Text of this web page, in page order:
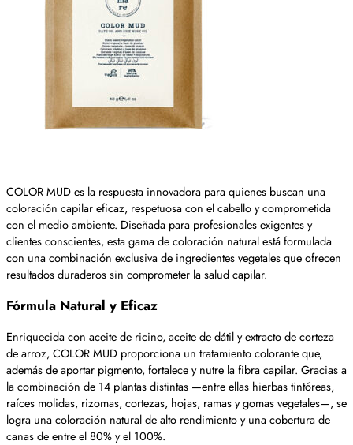
COLOR MUD es la respuesta innovadora para quienes buscan una
coloración capilar eficaz, respetuosa con el cabello y comprometida
con el medio ambiente. Diseñada para profesionales exigentes y
clientes conscientes, esta gama de coloración natural está formulada
con una combinación exclusiva de ingredientes vegetales que ofrecen
resultados duraderos sin comprometer la salud capilar.
Fórmula Natural y Eficaz
Enriquecida con aceite de ricino, aceite de dátil y extracto de corteza
de arroz, COLOR MUD proporciona un tratamiento colorante que,
además de aportar pigmento, fortalece y nutre la fibra capilar. Gracias a
la combinación de 14 plantas distintas —entre ellas hierbas tintóreas,
raíces molidas, rizomas, cortezas, hojas, ramas y gomas vegetales—, se
logra una coloración natural de alto rendimiento y una cobertura de
canas de entre el 80% y el 100%.